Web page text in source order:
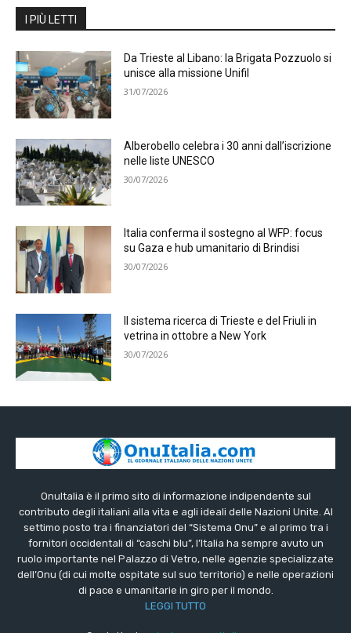
I PIÙ LETTI
Da Trieste al Libano: la Brigata Pozzuolo si
unisce alla missione Unifil
31/07/2026
Alberobello celebra i 30 anni dall’iscrizione
nelle liste UNESCO
30/07/2026
Italia conferma il sostegno al WFP: focus
su Gaza e hub umanitario di Brindisi
30/07/2026
Il sistema ricerca di Trieste e del Friuli in
vetrina in ottobre a New York
30/07/2026
OnuItalia è il primo sito di informazione indipendente sul
contributo degli italiani alla vita e agli ideali delle Nazioni Unite. Al
settimo posto tra i finanziatori del “Sistema Onu” e al primo tra i
fornitori occidentali di “caschi blu”, l’Italia ha sempre avuto un
ruolo importante nel Palazzo di Vetro, nelle agenzie specializzate
dell’Onu (di cui molte ospitate sul suo territorio) e nelle operazioni
di pace e umanitarie in giro per il mondo.
LEGGI TUTTO